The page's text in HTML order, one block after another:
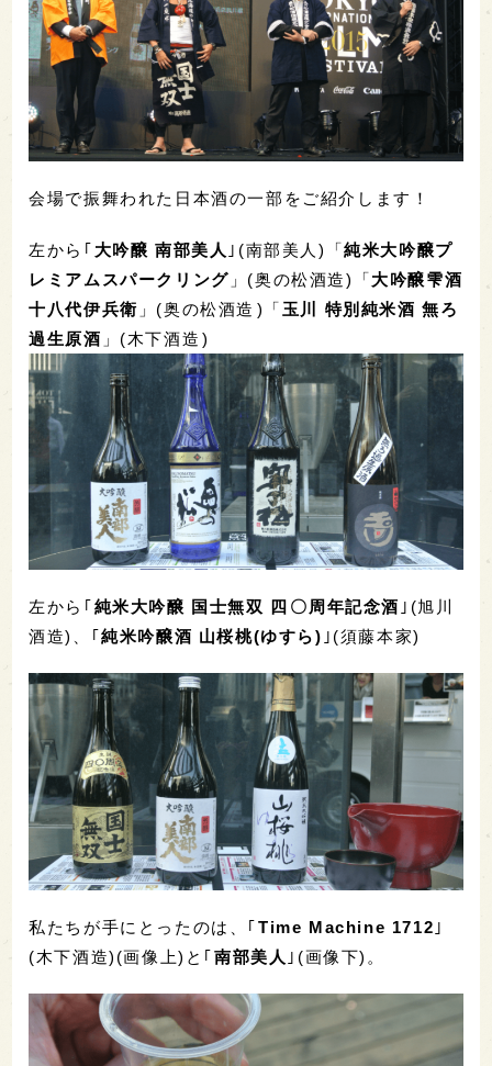
会場で振舞われた日本酒の一部をご紹介します！
左から｢ 大吟醸 南部美人 ｣(南部美人)「純米大吟醸プ
レミアムスパークリング 」(奥の松酒造)「大吟醸雫酒
十八代伊兵衛 」(奥の松酒造)「 玉川 特別純米酒 無ろ
過生原酒 」(木下酒造)
左から｢純米大吟醸 国士無双 四〇周年記念酒 ｣(旭川
酒造)、｢純米吟醸酒 山桜桃(ゆすら) ｣(須藤本家)
私たちが手にとったのは、｢Time Machine 1712 ｣
(木下酒造)(画像上)と｢南部美人 ｣(画像下)。